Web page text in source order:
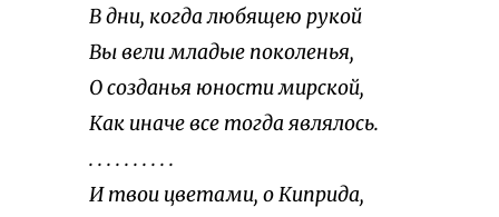
В дни, когда любящею рукой
Вы вели младые поколенья,
О созданья юности мирской,
Как иначе все тогда являлось.
. . . . . . . . . .
И твои цветами, о Киприда,